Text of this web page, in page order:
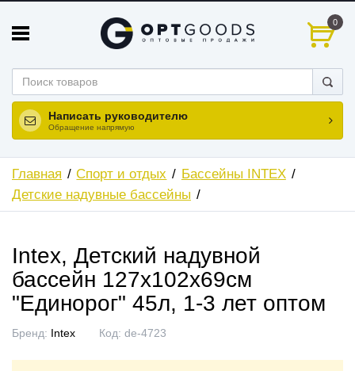
0
Написать руководителю
Обращение напрямую
Главная Спорт и отдых
Бассейны INTEX
Детские надувные бассейны
Intex, Детский надувной
бассейн 127х102х69см
"Единорог" 45л, 1-3 лет оптом
Бренд: Intex Код: de-4723